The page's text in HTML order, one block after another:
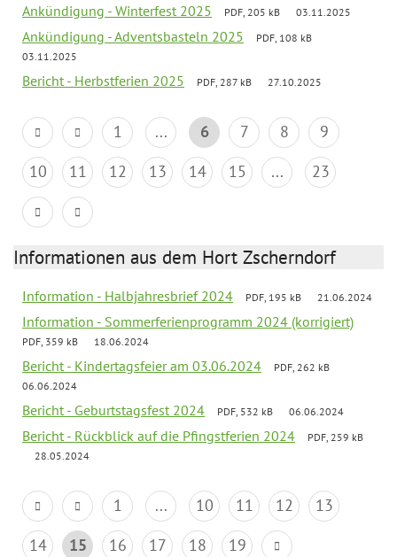
Ankündigung - Winterfest 2025 PDF, 205 kB 03.11.2025
Ankündigung - Adventsbasteln 2025
PDF, 108 kB
03.11.2025
Bericht - Herbstferien 2025 PDF, 287 kB 27.10.2025
1 ... 6 7 8
9
10
11 12 13 14 15 ... 23
Informationen aus dem Hort Zscherndorf
Information - Halbjahresbrief 2024 PDF, 195 kB 21.06.2024
Information - Sommerferienprogramm 2024 (korrigiert)
PDF, 359 kB 18.06.2024
Bericht - Kindertagsfeier am 03.06.2024
PDF, 262 kB
06.06.2024
Bericht - Geburtstagsfest 2024 PDF, 532 kB 06.06.2024
Bericht - Rückblick auf die Pfingstferien 2024
PDF, 259 kB
28.05.2024
1 ... 10 11 12
13
14
15 16 17 18 19